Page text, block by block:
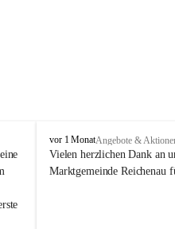
V
o
l
vor 1 MonatAngebote &
Vielen herzlichen Dank an
Marktgemeinde Reichenau